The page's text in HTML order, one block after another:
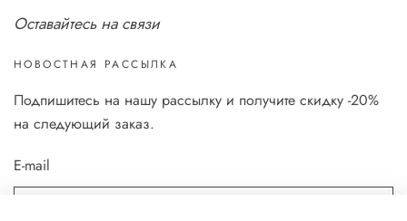
Оставайтесь на связи
НОВОСТНАЯ РАССЫЛКА
Подпишитесь на нашу рассылку и получите скидку -20%
на следующий заказ.
E-mail